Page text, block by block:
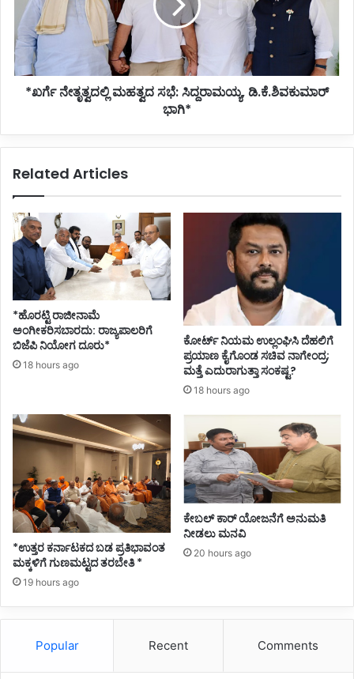
ಸಿದ್ದರಾಮಯ್ಯ,
ಡಿ.ಕೆ.ಶಿವಕುಮಾರ್
ಭಾಗಿ*
*ಖರ್ಗೆ ನೇತೃತ್ವದಲ್ಲಿ ಮಹತ್ವದ ಸಭೆ: ಸಿದ್ದರಾಮಯ್ಯ, ಡಿ.ಕೆ.ಶಿವಕುಮಾರ್
ಭಾಗಿ*
Related Articles
*ಹೊರಟ್ಟಿ ರಾಜೀನಾಮೆ
ಅಂಗೀಕರಿಸಬಾರದು: ರಾಜ್ಯಪಾಲರಿಗೆ
ಬಿಜೆಪಿ ನಿಯೋಗ ದೂರು*
18 hours ago
ಕೋರ್ಟ್ ನಿಯಮ ಉಲ್ಲಂಘಿಸಿ ದೆಹಲಿಗೆ
ಪ್ರಯಾಣ ಕೈಗೊಂಡ ಸಚಿವ ನಾಗೇಂದ್ರ;
ಮತ್ತೆ ಎದುರಾಗುತ್ತಾ ಸಂಕಷ್ಟ?
18 hours ago
*ಉತ್ತರ ಕರ್ನಾಟಕದ ಬಡ ಪ್ರತಿಭಾವಂತ
ಮಕ್ಕಳಿಗೆ ಗುಣಮಟ್ಟದ ತರಬೇತಿ *
19 hours ago
ಕೇಬಲ್ ಕಾರ್ ಯೋಜನೆಗೆ ಅನುಮತಿ
ನೀಡಲು ಮನವಿ
20 hours ago
Popular Recent Comments